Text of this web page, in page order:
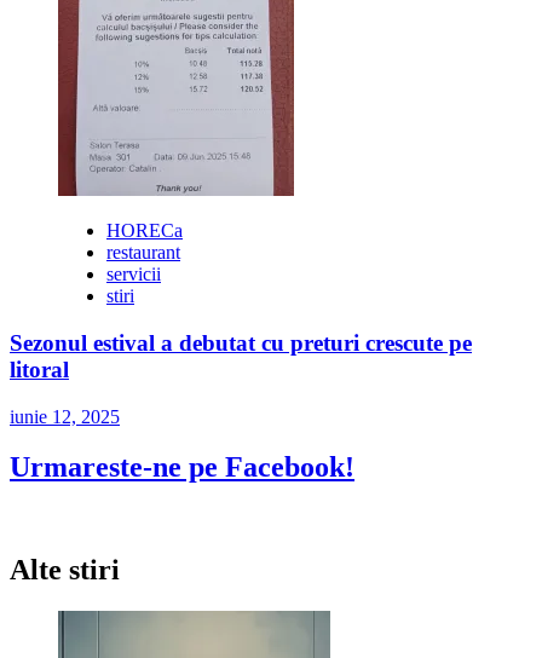
HORECa
restaurant
servicii
stiri
Sezonul estival a debutat cu preturi crescute pe
litoral
iunie 12, 2025
Urmareste-ne pe Facebook!
Alte stiri